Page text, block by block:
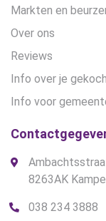
Markten en
Over ons
Reviews
Info over je
Info voor
8263AK
038 234 3888